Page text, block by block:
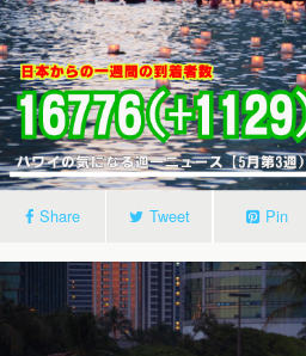
Share Tweet Pin